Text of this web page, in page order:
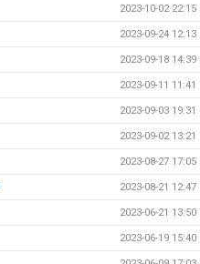
2023-10-02 22:15
2023-09-24 12:13
2023-09-18 14:39
2023-09-11 11:41
2023-09-03 19:31
2023-09-02 13:21
2023-08-27 17:05
2023-08-21 12:47
2023-06-21 13:50
2023-06-19 15:40